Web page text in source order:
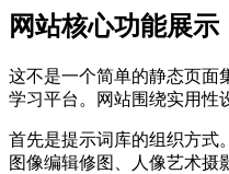
网站核心功能展示
这不是一个简单的静态页面
学习平台。网站围绕实用性
首先是提示词库的组织方式
图像编辑修图、人像艺术摄